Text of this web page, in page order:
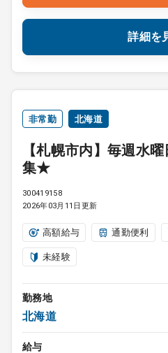
詳細を
非常勤 北海道
【札幌市内】毎週水
集★
300419158
2026年03月11日更新
高額給与 通勤便利
未経験
勤務地
北海道
給与